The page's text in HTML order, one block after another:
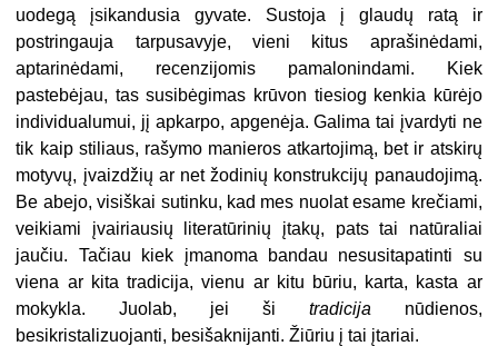
uodegą įsikandusia gyvate. Sustoja į glaudų ratą ir
postringauja tarpusavyje, vieni kitus aprašinėdami,
aptarinėdami, recenzijomis pamalonindami. Kiek
pastebėjau, tas susibėgimas krūvon tiesiog kenkia kūrėjo
individualumui, jį apkarpo, apgenėja. Galima tai įvardyti ne
tik kaip stiliaus, rašymo manieros atkartojimą, bet ir atskirų
motyvų, įvaizdžių ar net žodinių konstrukcijų panaudojimą.
Be abejo, visiškai sutinku, kad mes nuolat esame krečiami,
veikiami įvairiausių literatūrinių įtakų, pats tai natūraliai
jaučiu. Tačiau kiek įmanoma bandau nesusitapatinti su
viena ar kita tradicija, vienu ar kitu būriu, karta, kasta ar
mokykla. Juolab, jei ši tradicijanūdienos,
besikristalizuojanti, besišaknijanti. Žiūriu į tai įtariai.